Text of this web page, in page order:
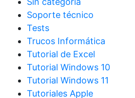
Soporte técnico
Tests
Trucos Informática
Tutorial de Excel
Tutorial Windows 10
Tutorial Windows 11
Tutoriales Apple